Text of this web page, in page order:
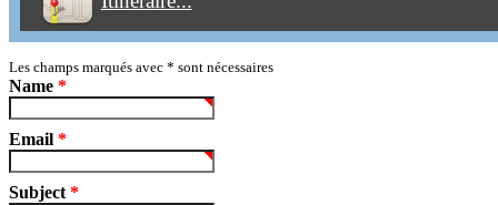
Partir! Reset
Les champs marqués avec * sont nécessaires
Name *
Email *
Subject *